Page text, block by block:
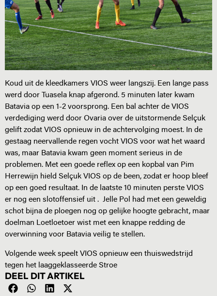
Koud uit de kleedkamers VIOS weer langszij. Een lange pass
werd door Tuasela knap afgerond. 5 minuten later kwam
Batavia op een 1-2 voorsprong. Een bal achter de VIOS
verdediging werd door Ovaria over de uitstormende Selçuk
gelift zodat VIOS opnieuw in de achtervolging moest. In de
gestaag neervallende regen vocht VIOS voor wat het waard
was, maar Batavia kwam geen moment serieus in de
problemen. Met een goede reflex op een kopbal van Pim
Herrewijn hield Selçuk VIOS op de been, zodat er hoop bleef
op een goed resultaat. In de laatste 10 minuten perste VIOS
er nog een slotoffensief uit . Jelle Pol had met een geweldig
schot bijna de ploegen nog op gelijke hoogte gebracht, maar
doelman Loetloetoer wist met een knappe redding de
overwinning voor Batavia veilig te stellen.
Volgende week speelt VIOS opnieuw een thuiswedstrijd
tegen het laaggeklasseerde Stroe
DEEL DIT ARTIKEL